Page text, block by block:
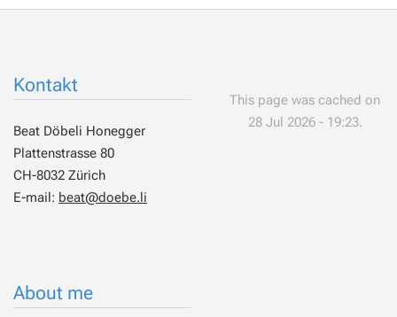
Kontakt
Beat Döbeli Honegger
Plattenstrasse 80
CH-8032 Zürich
E-mail: beat@doebe.li
About me
This page was cached on
28 Jul 2026 - 19:23.